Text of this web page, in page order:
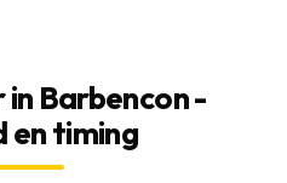
Barbencon -
timing